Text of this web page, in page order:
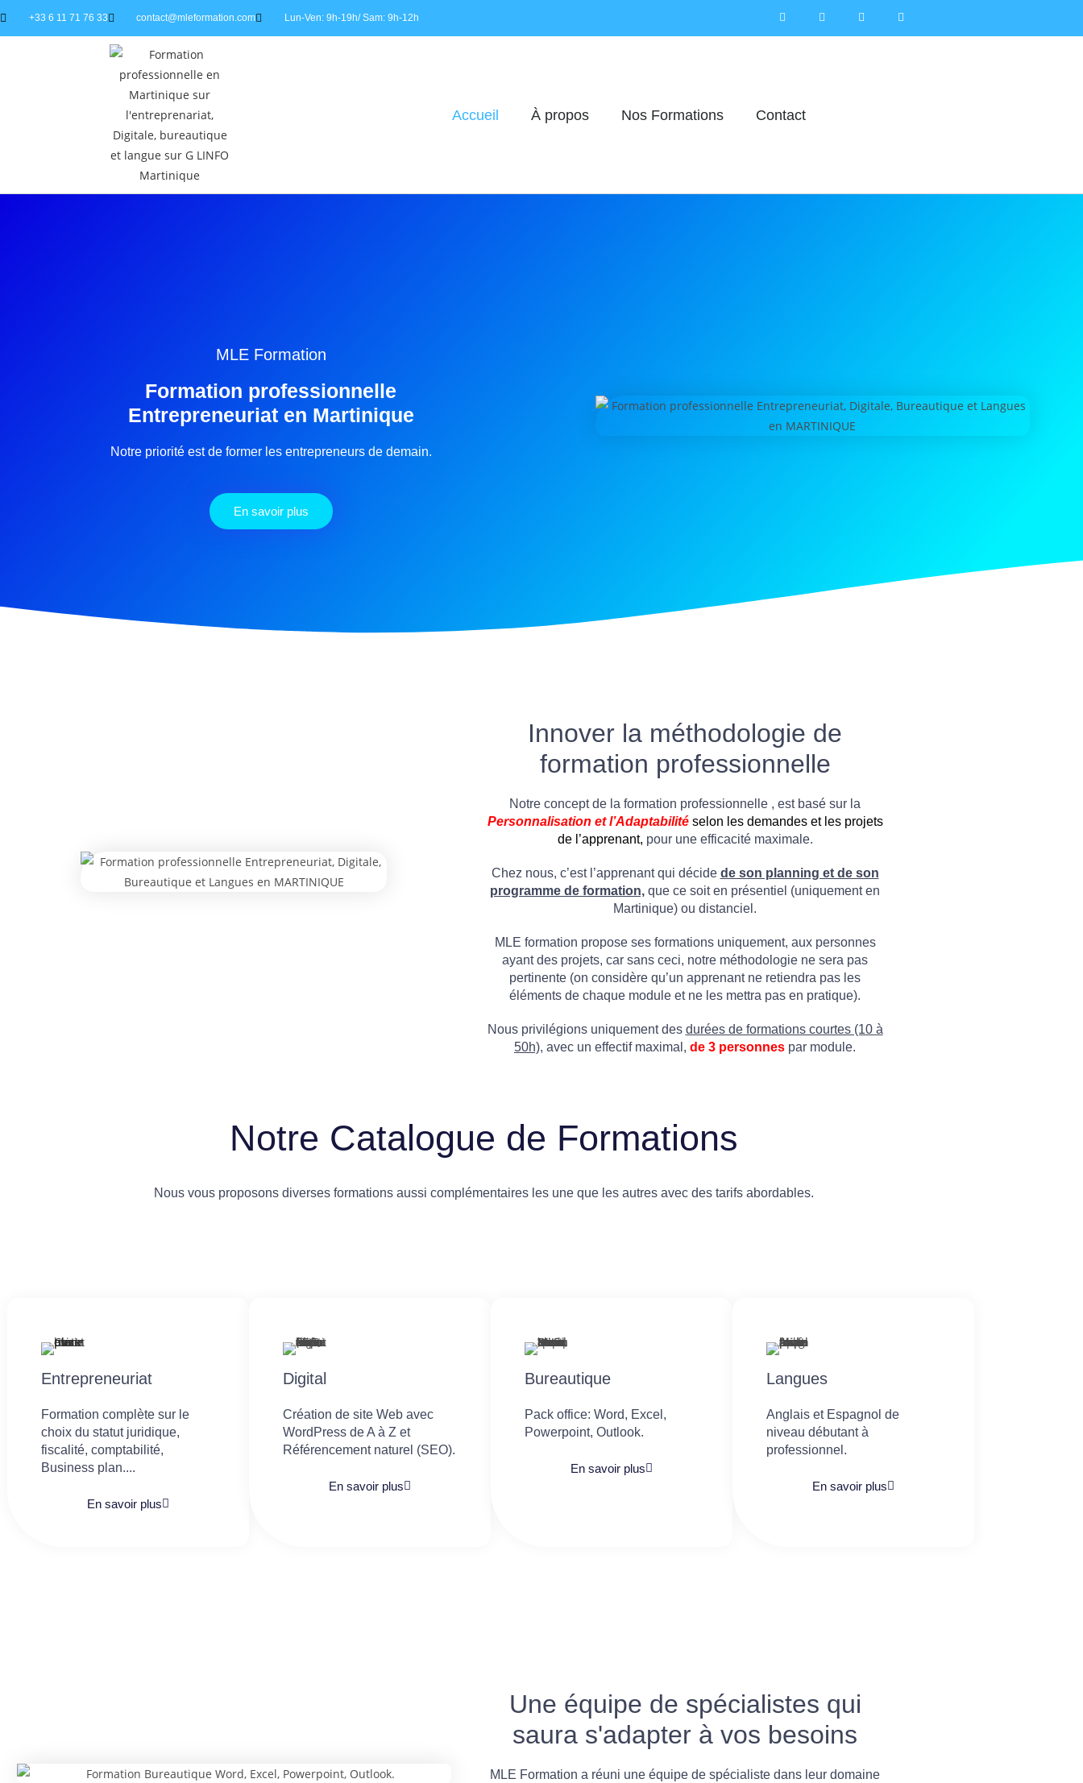
+33 6 11 71 76 33 contact@mleformation.com Lun-Ven: 9h-19h/ Sam: 9h-12h
Accueil À propos Nos Formations Contact
MLE Formation
Formation professionnelle
Entrepreneuriat en Martinique
Notre priorité est de former les entrepreneurs de demain.
En savoir plus
Innover la méthodologie de
formation professionnelle
Notre concept de la formation professionnelle , est basé sur la
Personnalisation et l’Adaptabilité selon les demandes et les projets
de l’apprenant, pour une efficacité maximale.
Chez nous, c’est l’apprenant qui décide de son planning et de son
programme de formation, que ce soit en présentiel (uniquement en
Martinique) ou distanciel.
MLE formation propose ses formations uniquement, aux personnes
ayant des projets, car sans ceci, notre méthodologie ne sera pas
pertinente (on considère qu’un apprenant ne retiendra pas les
éléments de chaque module et ne les mettra pas en pratique).
Nous privilégions uniquement des durées de formations courtes (10 à
50h), avec un effectif maximal, de 3 personnes par module.
Notre Catalogue de Formations
Nous vous proposons diverses formations aussi complémentaires les une que les autres avec des tarifs abordables.
Entrepreneuriat
Formation complète sur le
choix du statut juridique,
fiscalité, comptabilité,
Business plan....
En savoir plus
Digital
Création de site Web avec
WordPress de A à Z et
Référencement naturel (SEO).
En savoir plus
Bureautique
Pack office: Word, Excel,
Powerpoint, Outlook.​
En savoir plus
Langues
Anglais et Espagnol de
niveau débutant à
professionnel.
En savoir plus
Une équipe de spécialistes qui
saura s'adapter à vos besoins
MLE Formation a réuni une équipe de spécialiste dans leur domaine